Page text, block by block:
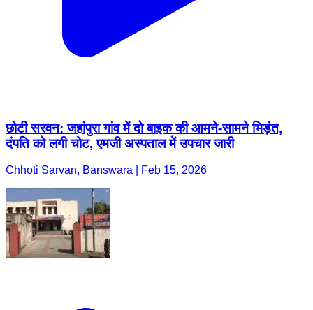
छोटी सरवन: जहांपुरा गांव में दो बाइक की आमने-सामने भिड़ंत,
दंपति को लगी चोट, एमजी अस्पताल में उपचार जारी
Chhoti Sarvan, Banswara | Feb 15, 2026